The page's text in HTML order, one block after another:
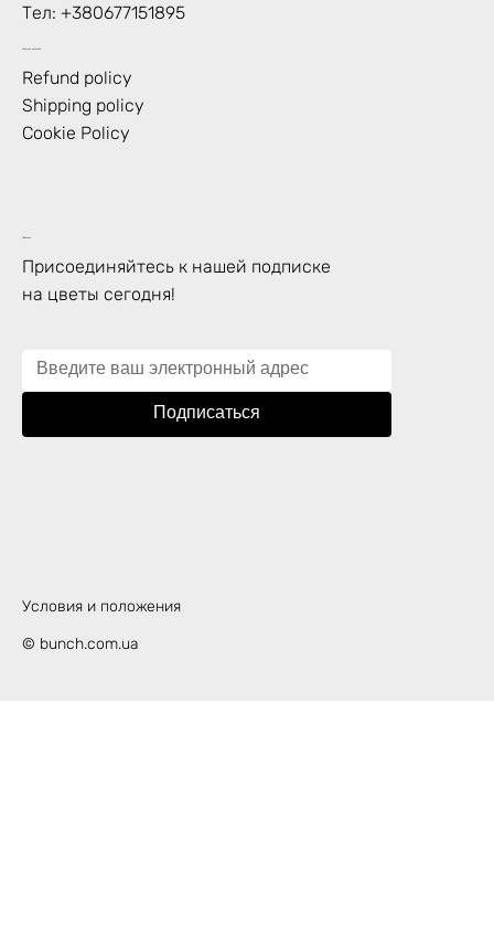
Тел: +380677151895
Политика магазина
Refund policy
Shipping policy
Cookie Policy
Присоединяйтесь к нашей подписке
на цветы сегодня!
Подписаться
Условия и положения
© bunch.com.ua